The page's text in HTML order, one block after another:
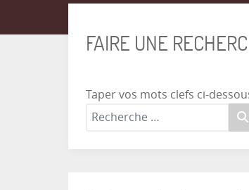
FAIRE UNE
Taper vos mots clefs ci-